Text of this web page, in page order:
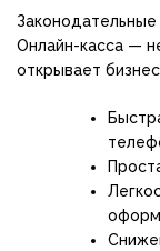
Онлайн-касса —
открывает